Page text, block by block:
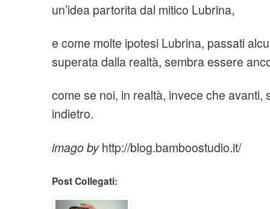
un’idea partorita dal mitico Lubrina,
e come molte ipotesi Lubrina, passati
superata dalla realtà, sembra essere
come se noi, in realtà, invece che avanti,
indietro.
imago byhttp://blog.bamboostudio.it/
Post Collegati: